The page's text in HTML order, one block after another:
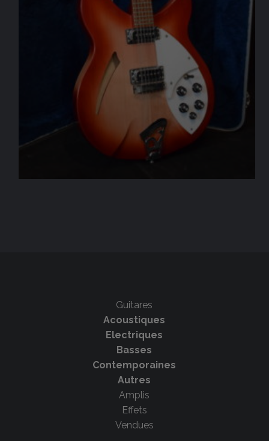
Guitares
Acoustiques
Electriques
Basses
Contemporaines
Autres
Amplis
Effets
Vendues